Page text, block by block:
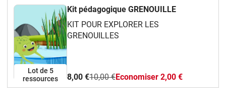
Lot de 5
ressources
Kit pédagogique GRENOUILLE
KIT POUR EXPLORER LES
GRENOUILLES
8,00 €10,00 €Economiser 2,00 €